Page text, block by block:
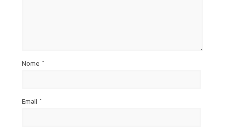
Nome *
Email *